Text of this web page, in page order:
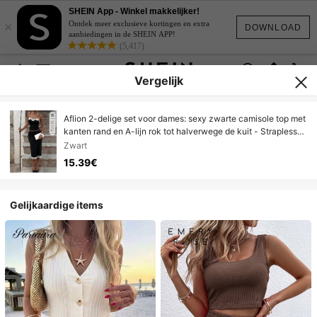
DOWNLOAD
×
SHEIN App - Winkel makkelijker!
Ontdek meer exclusieve kortingen en extra
aanbiedingen in de SHEIN APP!
(5,417)
Vergelijk
Aflion 2-delige set voor dames: sexy zwarte camisole top met
kanten rand en A-lijn rok tot halverwege de kuit - Strapless
design, modieuze, sexy, retro en zoete stijl, ideaal voor
zomerse stranddagen, feestjes, muziekfestivals, nachtclubs,
dates, Valentijnsdag, carnaval en Nieuwjaar.
Zwart
15.39€
Gelijkaardige items